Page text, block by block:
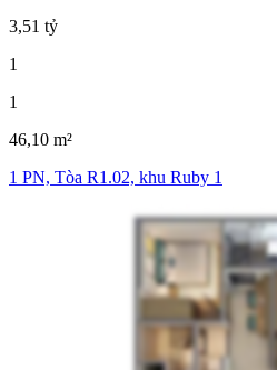
3,51 tỷ
1
1
46,10 m²
1 PN, Tòa R1.02, khu Ruby 1